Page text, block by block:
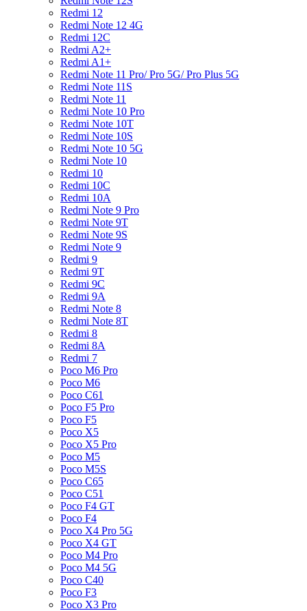
Redmi 12
Redmi Note 12 4G
Redmi 12C
Redmi A2+
Redmi A1+
Redmi Note 11 Pro/ Pro 5G/ Pro Plus 5G
Redmi Note 11S
Redmi Note 11
Redmi Note 10 Pro
Redmi Note 10T
Redmi Note 10S
Redmi Note 10 5G
Redmi Note 10
Redmi 10
Redmi 10C
Redmi 10A
Redmi Note 9 Pro
Redmi Note 9T
Redmi Note 9S
Redmi Note 9
Redmi 9
Redmi 9T
Redmi 9C
Redmi 9A
Redmi Note 8
Redmi Note 8T
Redmi 8
Redmi 8A
Redmi 7
Poco M6 Pro
Poco M6
Poco C61
Poco F5 Pro
Poco F5
Poco X5
Poco X5 Pro
Poco M5
Poco M5S
Poco C65
Poco C51
Poco F4 GT
Poco F4
Poco X4 Pro 5G
Poco X4 GT
Poco M4 Pro
Poco M4 5G
Poco C40
Poco F3
Poco X3 Pro